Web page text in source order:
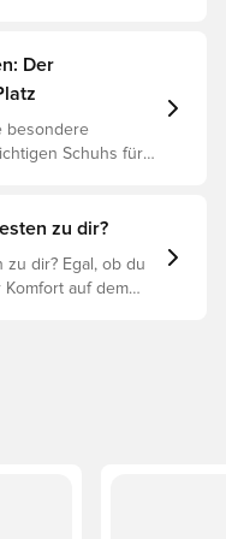
Der
besondere
Schuhs für
um
zu dir?
zu dir? Egal, ob du
Komfort auf dem